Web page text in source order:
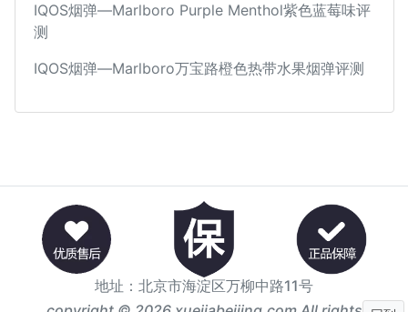
IQOS烟弹—Marlboro Purple Menthol紫色蓝莓味评
测
IQOS烟弹—Marlboro万宝路橙色热带水果烟弹评测
地址：北京市海淀区万柳中路11号